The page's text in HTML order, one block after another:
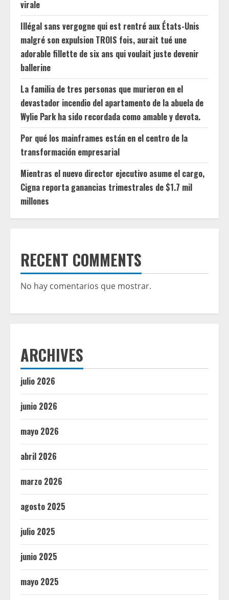
virale
Illégal sans vergogne qui est rentré aux États-Unis
malgré son expulsion TROIS fois, aurait tué une
adorable fillette de six ans qui voulait juste devenir
ballerine
La familia de tres personas que murieron en el
devastador incendio del apartamento de la abuela de
Wylie Park ha sido recordada como amable y devota.
Por qué los mainframes están en el centro de la
transformación empresarial
Mientras el nuevo director ejecutivo asume el cargo,
Cigna reporta ganancias trimestrales de $1.7 mil
millones
RECENT COMMENTS
No hay comentarios que mostrar.
ARCHIVES
julio 2026
junio 2026
mayo 2026
abril 2026
marzo 2026
agosto 2025
julio 2025
junio 2025
mayo 2025